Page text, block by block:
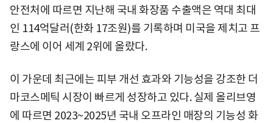
안전처에 따르면 지난해 국내 화장품 수출액은 역대 최대
인 114억달러(한화 17조원)를 기록하며 미국을 제치고 프
랑스에 이어 세계 2위에 올랐다.
이 가운데 최근에는 피부 개선 효과와 기능성을 강조한 더
마코스메틱 시장이 빠르게 성장하고 있다. 실제 올리브영
에 따르면 2023~2025년 국내 오프라인 매장의 기능성 화